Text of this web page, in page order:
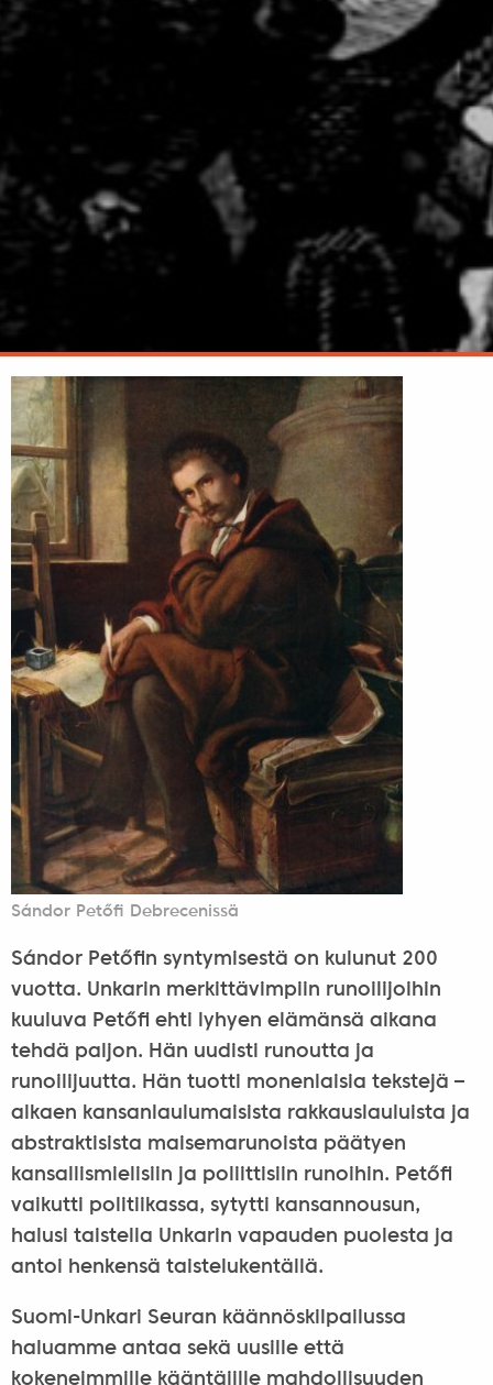
Sándor Petőfi Debrecenissä
Sándor Petőfin syntymisestä on kulunut 200
vuotta. Unkarin merkittävimpiin runoilijoihin
kuuluva Petőfi ehti lyhyen elämänsä aikana
tehdä paljon. Hän uudisti runoutta ja
runoilijuutta. Hän tuotti monenlaisia tekstejä –
alkaen kansanlaulumaisista rakkauslauluista ja
abstraktisista maisemarunoista päätyen
kansallismielisiin ja poliittisiin runoihin. Petőfi
vaikutti politiikassa, sytytti kansannousun,
halusi taistella Unkarin vapauden puolesta ja
antoi henkensä taistelukentällä.
Suomi-Unkari Seuran käännöskilpailussa
haluamme antaa sekä uusille että
kokeneimmille kääntäjille mahdollisuuden